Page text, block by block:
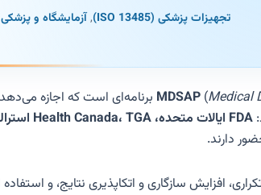
تجهیزات پزشکی (ISO 13485) ,آزمایشگاه و پزشکی
MDSAP (Medical
FDA ایالات متحده، Health Canada، TGA استرالیا، PMDA/MHLW ژاپن و ANVISA برزیل
افزایش سازگاری و اتکاپذیری نتایج، و